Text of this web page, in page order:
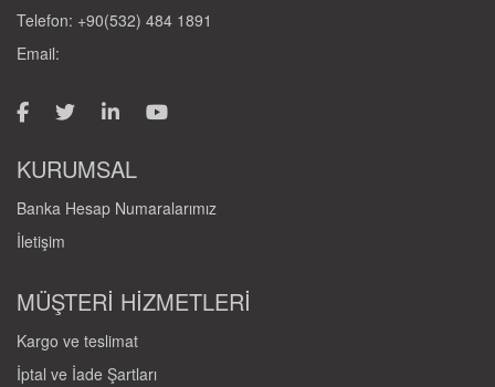
Telefon: +90(532) 484 1891
Email:
KURUMSAL
Banka Hesap Numaralarımız
İletişim
MÜŞTERİ HİZMETLERİ
Kargo ve teslimat
İptal ve İade Şartları